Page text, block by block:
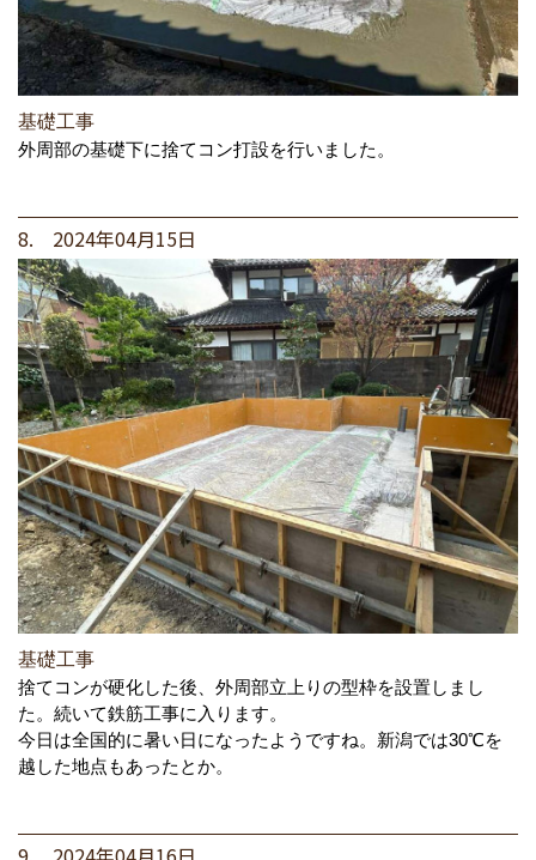
基礎工事
外周部の基礎下に捨てコン打設を行いました。
8. 2024年04月15日
基礎工事
捨てコンが硬化した後、外周部立上りの型枠を設置しまし
た。続いて鉄筋工事に入ります。
今日は全国的に暑い日になったようですね。新潟では30℃を
越した地点もあったとか。